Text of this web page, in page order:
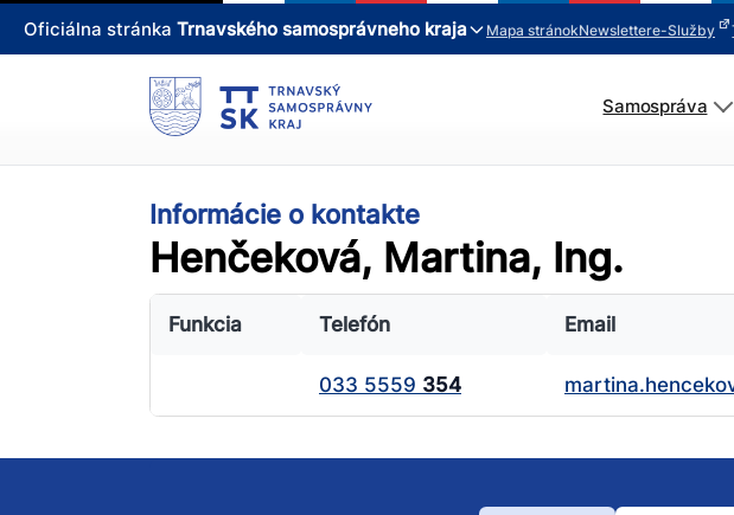
Oficiálna stránka Trnavského samosprávneho kraja Mapa stránokNewslettere-Služby
Samospráva
Informácie o kontakte
Henčeková, Martina, Ing.
Funkcia Telefón Email
033 5559 354